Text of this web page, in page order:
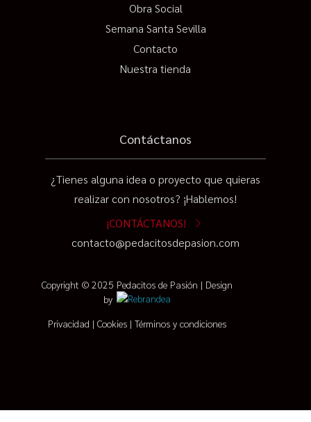
Obra Social
Semana Santa Sevilla
Contacto
Nuestra tienda
Contáctanos
¿Tienes alguna idea o proyecto que quieras
realizar con nosotros? ¡Hablemos!
¡CONTÁCTANOS!
contacto@pedacitosdepasion.com
Copyright © 2025 Pedacitos de Pasión | Design
by
Privacidad | Cookies| Términos y condiciones